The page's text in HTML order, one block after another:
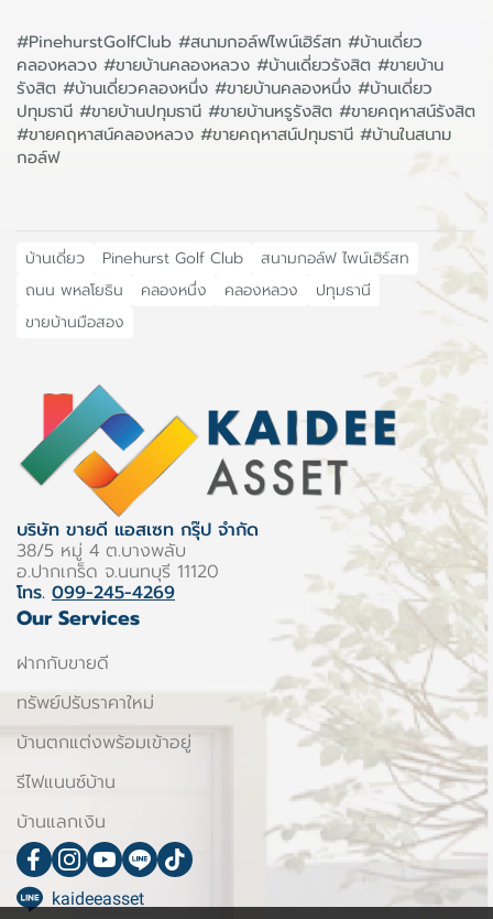
#PinehurstGolfClub #สนามกอล์ฟไพน์เฮิร์สท #บ้านเดี่ยว
คลองหลวง #ขายบ้านคลองหลวง #บ้านเดี่ยวรังสิต #ขายบ้าน
รังสิต #บ้านเดี่ยวคลองหนึ่ง #ขายบ้านคลองหนึ่ง #บ้านเดี่ยว
ปทุมธานี #ขายบ้านปทุมธานี #ขายบ้านหรูรังสิต #ขายคฤหาสน์รังสิต
#ขายคฤหาสน์คลองหลวง #ขายคฤหาสน์ปทุมธานี #บ้านในสนาม
กอล์ฟ
บ้านเดี่ยว Pinehurst Golf Club
สนามกอล์ฟ ไพน์เฮิร์สท
ถนน พหลโยธิน
คลองหนึ่ง คลองหลวง
ปทุมธานี
ขายบ้านมือสอง
บริษัท ขายดี แอสเซท กรุ๊ป จำกัด
38/5 หมู่ 4 ต.บางพลับ
อ.ปากเกร็ด จ.นนทบุรี 11120
โทร. 099-245-4269
Our Services
ฝากกับขายดี
ทรัพย์ปรับราคาใหม่
บ้านตกแต่งพร้อมเข้าอยู่
รีไฟแนนซ์บ้าน
บ้านแลกเงิน
kaideeasset